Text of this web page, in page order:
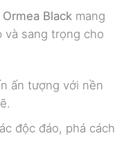
Black mang
và sang trọng cho
ấn tượng với nền
độc đáo, phá cách